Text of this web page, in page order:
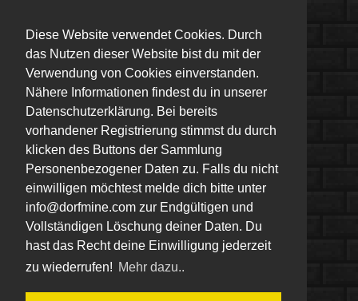
Diese Website verwendet Cookies. Durch
das Nutzen dieser Website bist du mit der
Verwendung von Cookies einverstanden.
Nähere Informationen findest du in unserer
Datenschutzerklärung. Bei bereits
vorhandener Registrierung stimmst du durch
klicken des Buttons der Sammlung
Personenbezogener Daten zu. Falls du nicht
einwilligen möchtest melde dich bitte unter
info@dorfmine.com zur Endgültigen und
Vollständigen Löschung deiner Daten. Du
hast das Recht deine Einwilligung jederzeit
zu wiederrufen! Mehr dazu..